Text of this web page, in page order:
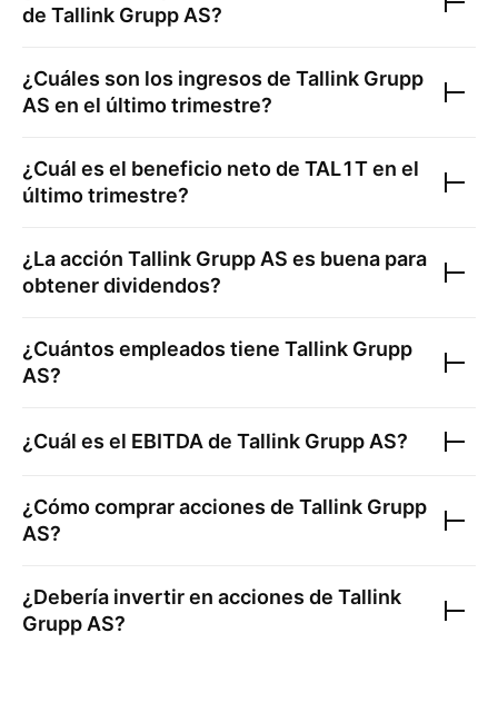
de Tallink Grupp AS?
¿Cuáles son los ingresos de Tallink Grupp
AS en el último trimestre?
¿Cuál es el beneficio neto de TAL1Ten el
último trimestre?
¿La acción Tallink Grupp AS es buena para
obtener dividendos?
¿Cuántos empleados tiene Tallink Grupp
AS?
¿Cuál es el EBITDA de Tallink Grupp AS?
¿Cómo comprar acciones de Tallink Grupp
AS?
¿Debería invertir en acciones de Tallink
Grupp AS?